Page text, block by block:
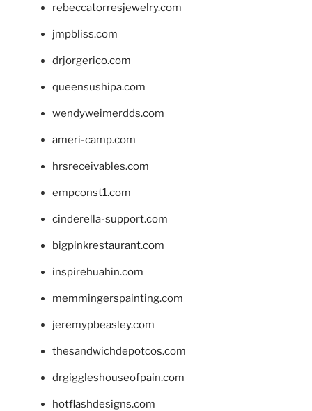
rebeccatorresjewelry.com
jmpbliss.com
drjorgerico.com
queensushipa.com
wendyweimerdds.com
ameri-camp.com
hrsreceivables.com
empconst1.com
cinderella-support.com
bigpinkrestaurant.com
inspirehuahin.com
memmingerspainting.com
jeremypbeasley.com
thesandwichdepotcos.com
drgiggleshouseofpain.com
hotflashdesigns.com